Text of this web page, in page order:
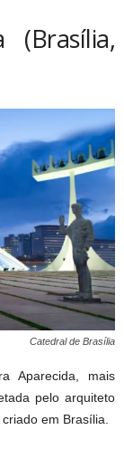
Catedral de Brasília
Aparecida, mais
pelo arquiteto
em Brasília.